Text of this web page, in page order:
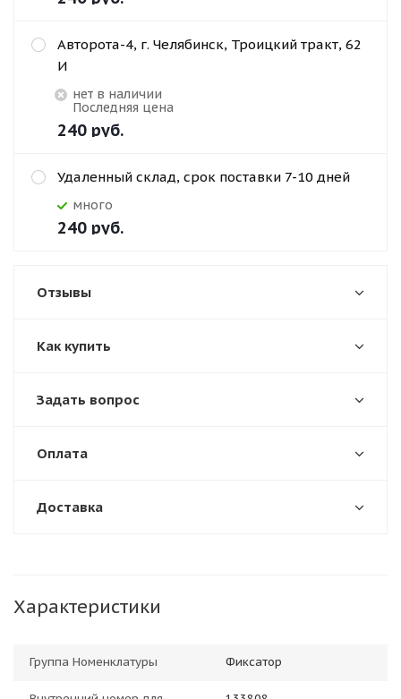
Авторота-4, г. Челябинск, Троицкий тракт, 62
И
Нет в наличии
Последняя цена
240 руб.
Удаленный склад, срок поставки 7-10 дней
Много
240 руб.
Отзывы
Как купить
Задать вопрос
Оплата
Доставка
Характеристики
Группа Номенклатуры Фиксатор